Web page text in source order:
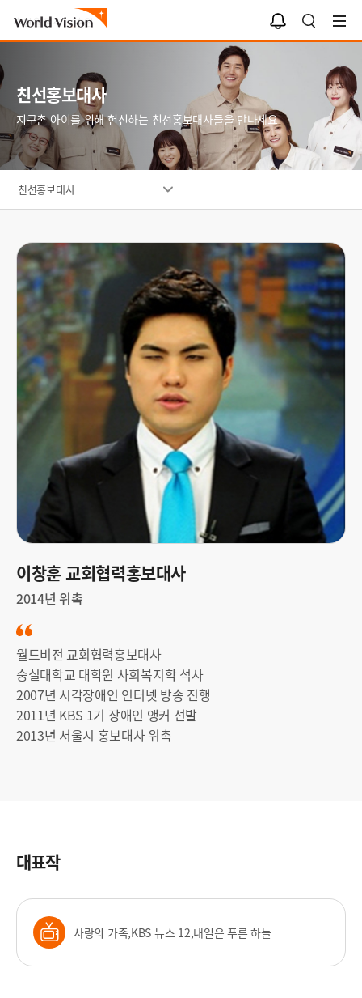
검
색
알
림
함
친선홍보대사
지구촌 아이를 위해 헌신하는 친선홍보대사들을 만나세요
친선홍보대사
대
표
이
미
지
_
이
창
훈
.
j
이창훈 교회협력홍보대사
2014년 위촉
월드비전 교회협력홍보대사
숭실대학교 대학원 사회복지학 석사
2007년 시각장애인 인터넷 방송 진행
2011년 KBS 1기 장애인 앵커 선발
2013년 서울시 홍보대사 위촉
대표작
사랑의 가족,KBS 뉴스 12,내일은 푸른 하늘